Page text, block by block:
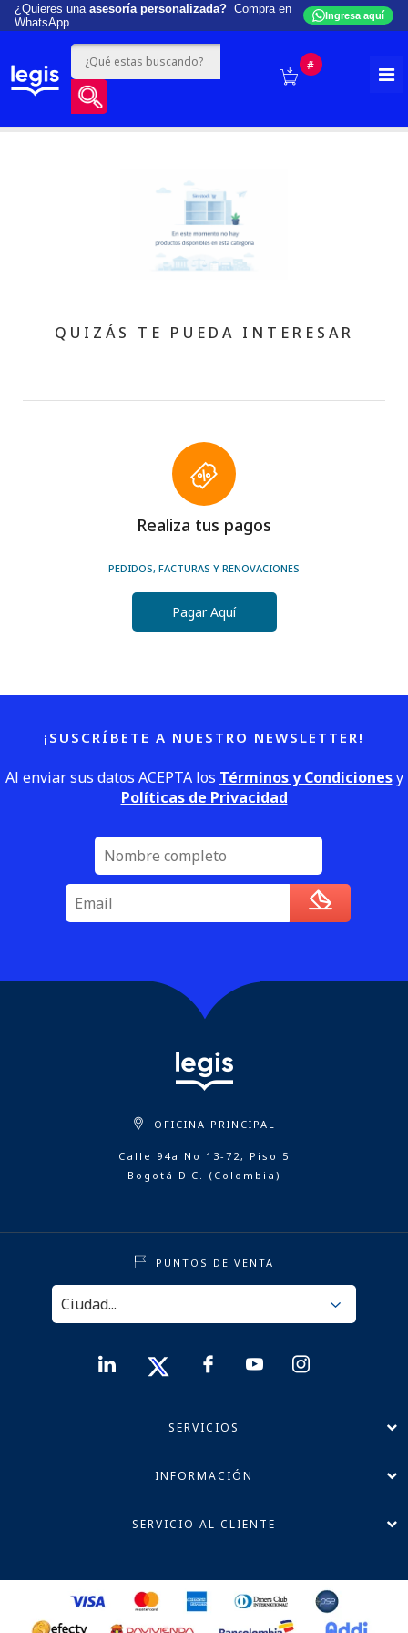
¿Quieres una asesoría personalizada? Compra en
WhatsApp
Ingresa aquí
#
QUIZÁS TE PUEDA INTERESAR
Realiza tus pagos
PEDIDOS, FACTURAS Y RENOVACIONES
Pagar Aquí
¡SUSCRÍBETE A NUESTRO NEWSLETTER!
Al enviar sus datos ACEPTA los Términos y Condicionesy
Políticas de Privacidad
OFICINA PRINCIPAL
Calle 94a No 13-72, Piso 5
Bogotá D.C. (Colombia)
PUNTOS DE VENTA
SERVICIOS
INFORMACIÓN
SERVICIO AL CLIENTE